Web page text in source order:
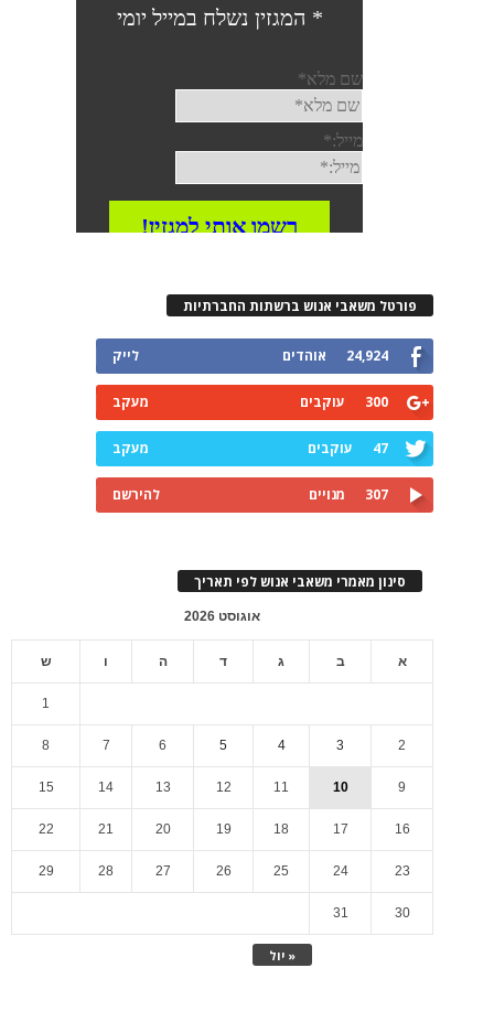
פורטל משאבי אנוש ברשתות החברתיות
24,924 אוהדים לייק
300 עוקבים מעקב
47 עוקבים מעקב
307 מנויים להירשם
סינון מאמרי משאבי אנוש לפי תאריך
אוגוסט 2026
א ב ג ד ה ו ש
« יול
1
2
3
4
5
6
7
8
9
10
11
12
13
14
15
16
17
18
19
20
21
22
23
24
25
26
27
28
29
30
31